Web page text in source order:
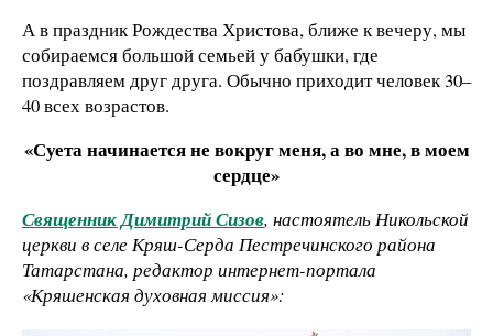
А в праздник Рождества Христова, ближе к вечеру, мы
собираемся большой семьей у бабушки, где
поздравляем друг друга. Обычно приходит человек 30–
40 всех возрастов.
«Суета начинается не вокруг меня, а во мне, в моем
сердце»
Священник Димитрий Сизов, настоятель Никольской
церкви в селе Кряш-Серда Пестречинского района
Татарстана, редактор интернет-портала
«Кряшенская духовная миссия»: